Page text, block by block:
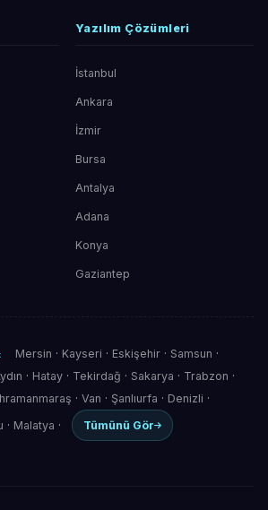
Yazılım Çözümleri
İstanbul
Ankara
İzmir
Bursa
Antalya
Adana
Konya
Gaziantep
Mersin · Kayseri · Eskişehir· Samsun ·
· Hatay · Tekirdağ · Sakarya · Trabzon ·
· Van · Şanlıurfa · Denizli ·
· Malatya · Tümünü Gör